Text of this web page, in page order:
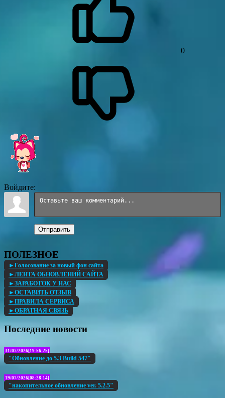
0
Войдите:
Отправить
ПОЛЕЗНОЕ
►Голосование за новый фон сайта
►ЛЕНТА ОБНОВЛЕНИЙ САЙТА
►ЗАРАБОТОК У НАС
►ОСТАВИТЬ ОТЗЫВ
►ПРАВИЛА СЕРВИСА
►ОБРАТНАЯ СВЯЗЬ
Последние новости
31/07/2026[19:56:25]
"Обновление до 5.3 Build 547"
19/07/2026[08:28:14]
"накопительное обновление ver. 5.2.5"